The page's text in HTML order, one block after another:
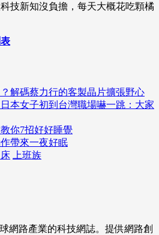
技新知沒負擔，每天大概花吃顆橘
解碼蔡力行的客製晶片擴張野心
本女子初到台灣職場嚇一跳：大家
你7招好好睡覺
帶來一夜好眠
上班族
網路產業的科技網誌。提供網路創